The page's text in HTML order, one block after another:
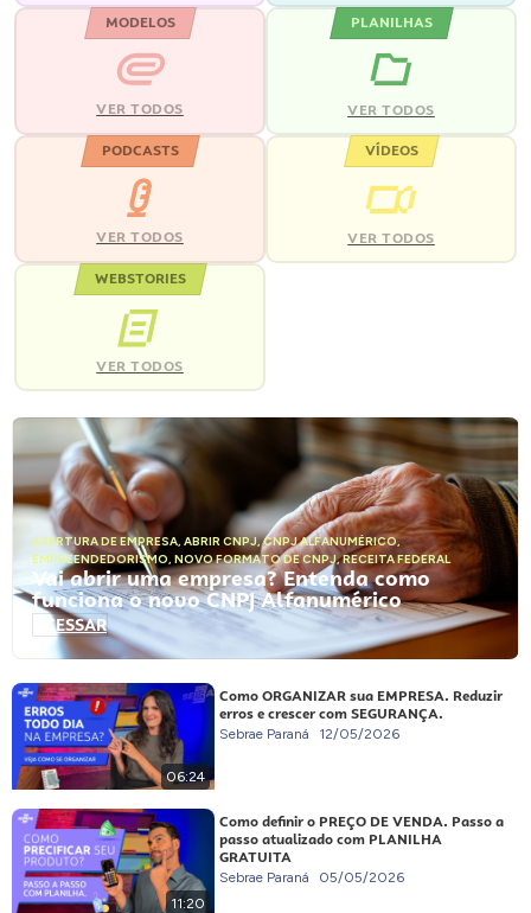
MODELOS
VER TODOS
PLANILHAS
VER TODOS
PODCASTS
VER TODOS
VÍDEOS
VER TODOS
WEBSTORIES
VER TODOS
ABERTURA DE EMPRESA, ABRIR CNPJ,CNPJ ALFANUMÉRICO,
EMPREENDEDORISMO, NOVO FORMATO DE CNPJ,RECEITA FEDERAL
Vai abrir uma empresa? Entenda como
funciona o novo CNPJ Alfanumérico
ACESSAR
06:24
Como ORGANIZAR sua EMPRESA. Reduzir
erros e crescer com SEGURANÇA.
Sebrae Paraná 12/05/2026
11:20
Como definir o PREÇO DE VENDA. Passo a
passo atualizado com PLANILHA
GRATUITA
Sebrae Paraná 05/05/2026